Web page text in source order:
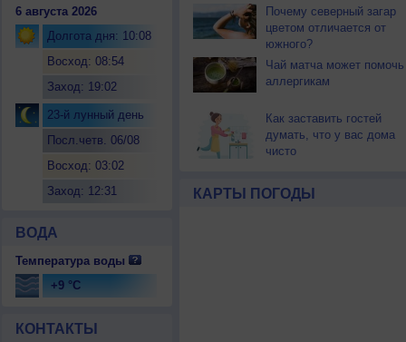
6 августа 2026
Долгота дня: 10:08
Восход: 08:54
Заход: 19:02
23-й лунный день
Посл.четв. 06/08
Восход: 03:02
Заход: 12:31
ВОДА
Температура воды
+9 °C
КОНТАКТЫ
Почему северный загар
цветом отличается от
южного?
Чай матча может помочь
аллергикам
Как заставить гостей
думать, что у вас дома
чисто
КАРТЫ ПОГОДЫ